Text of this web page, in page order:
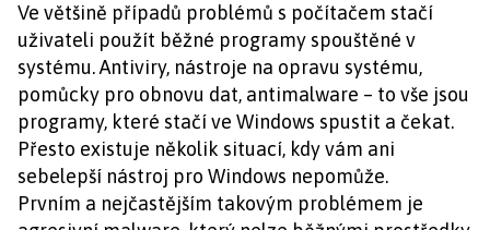
Ve většině případů problémů s počítačem stačí
uživateli použít běžné programy spouštěné v
systému. Antiviry, nástroje na opravu systému,
pomůcky pro obnovu dat, antimalware – to vše jsou
programy, které stačí ve Windows spustit a čekat.
Přesto existuje několik situací, kdy vám ani
sebelepší nástroj pro Windows nepomůže.
Prvním a nejčastějším takovým problémem je